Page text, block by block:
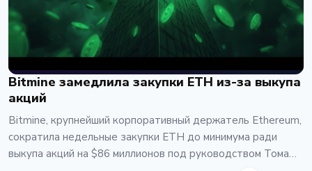
Bitmine замедлила закупки ETH из-за выкупа
акций
Bitmine, крупнейший корпоративный держатель Ethereum,
сократила недельные закупки ETH до минимума ради
выкупа акций на $86 миллионов под руководством Тома